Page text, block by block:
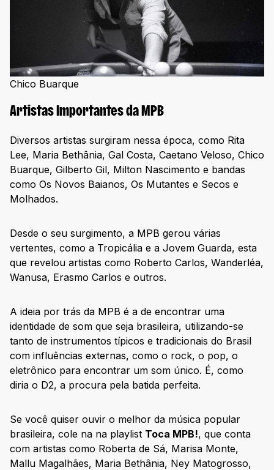
Chico Buarque
Artistas Importantes da MPB
Diversos artistas surgiram nessa época, como Rita
Lee, Maria Bethânia, Gal Costa, Caetano Veloso, Chico
Buarque, Gilberto Gil, Milton Nascimento e bandas
como Os Novos Baianos, Os Mutantes e Secos e
Molhados.
Desde o seu surgimento, a MPB gerou várias
vertentes, como a Tropicália e a Jovem Guarda, esta
que revelou artistas como Roberto Carlos, Wanderléa,
Wanusa, Erasmo Carlos e outros.
A ideia por trás da MPB é a de encontrar uma
identidade de som que seja brasileira, utilizando-se
tanto de instrumentos típicos e tradicionais do Brasil
com influências externas, como o rock, o pop, o
eletrônico para encontrar um som único. É, como
diria o D2, a procura pela batida perfeita.
Se você quiser ouvir o melhor da música popular
brasileira, cole na na playlist Toca MPB!, que conta
com artistas como Roberta de Sá, Marisa Monte,
Mallu Magalhães, Maria Bethânia, Ney Matogrosso,